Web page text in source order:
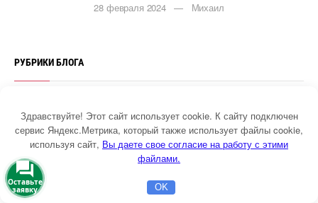
28 февраля 2024 — Михаил
РУБРИКИ БЛОГА
НОВЫЕ СТАТЬИ
Здравствуйте! Этот сайт использует cookie. К сайту подключен
сервис Яндекс.Метрика, который также использует файлы cookie,
используя сайт, ы даете свое согласие на работу с этими
файлами.
OK
Оставьте
заявку